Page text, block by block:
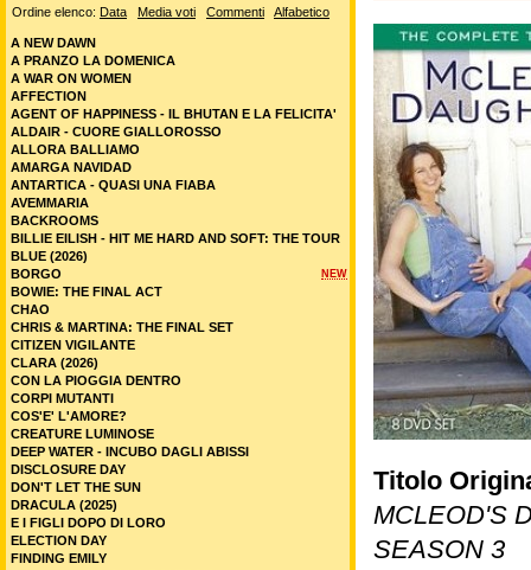
Titolo
MCLEOD'S
SEASON 3
Ordine elenco: Data Media voti Commenti Alfabetico
A NEW DAWN
A PRANZO LA DOMENICA
A WAR ON WOMEN
AFFECTION
AGENT OF HAPPINESS - IL BHUTAN E LA FELICITA'
ALDAIR - CUORE GIALLOROSSO
ALLORA BALLIAMO
AMARGA NAVIDAD
ANTARTICA - QUASI UNA FIABA
AVEMMARIA
BACKROOMS
BILLIE EILISH - HIT ME HARD AND SOFT: THE TOUR
BLUE (2026)
NEW
BORGO
BOWIE: THE FINAL ACT
CHAO
CHRIS & MARTINA: THE FINAL SET
CITIZEN VIGILANTE
CLARA (2026)
CON LA PIOGGIA DENTRO
CORPI MUTANTI
COS'E' L'AMORE?
CREATURE LUMINOSE
DEEP WATER - INCUBO DAGLI ABISSI
DISCLOSURE DAY
DON'T LET THE SUN
DRACULA (2025)
E I FIGLI DOPO DI LORO
ELECTION DAY
FINDING EMILY